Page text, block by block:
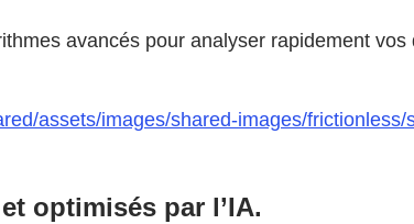
avancés pour analyser rapidement
assets/images/shared-images/
optimisés par l’IA.